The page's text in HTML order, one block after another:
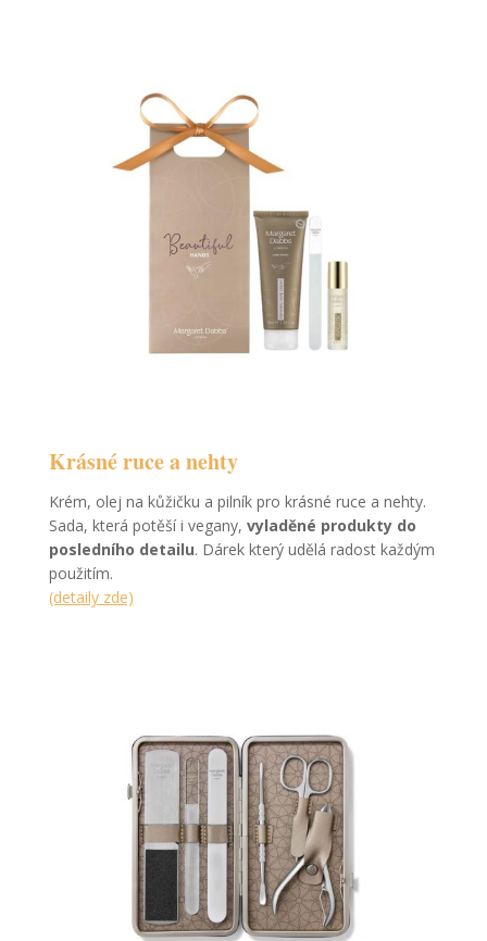
Krásné ruce a nehty
Krém, olej na kůžičku a pilník pro krásné ruce a nehty.
Sada, která potěší i vegany, vyladěné produkty do
posledního detailu. Dárek který udělá radost každým
použitím.
(detaily zde)